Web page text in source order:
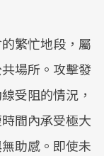
繁忙地段，屬
場所。攻擊發
受阻的情況，
間內承受極大
助感。即使未